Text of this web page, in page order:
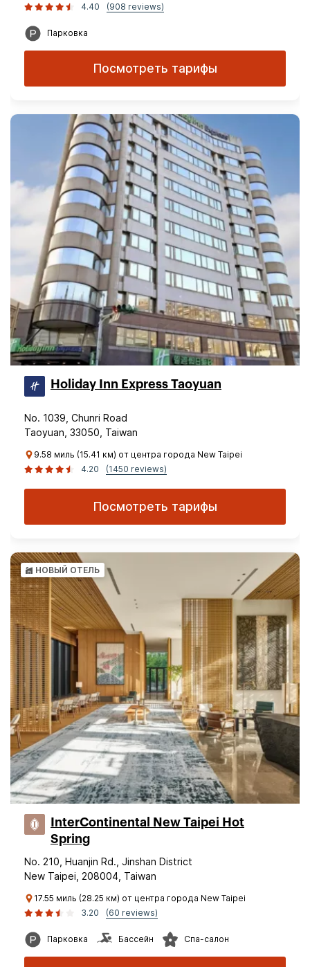
4.40 (908 reviews)
Парковка
Посмотреть тарифы
Holiday Inn Express Taoyuan
No. 1039, Chunri Road
Taoyuan, 33050, Taiwan
9.58 миль (15.41 км) от центра города New Taipei
4.20
(1450 reviews)
Посмотреть тарифы
НОВЫЙ ОТЕЛЬ
InterContinental New Taipei Hot
Spring
No. 210, Huanjin Rd., Jinshan District
New Taipei, 208004, Taiwan
17.55 миль (28.25 км) от центра города New Taipei
3.20
(60 reviews)
Парковка Бассейн Спа-салон